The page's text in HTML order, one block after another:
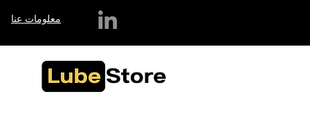
معلومات عنا